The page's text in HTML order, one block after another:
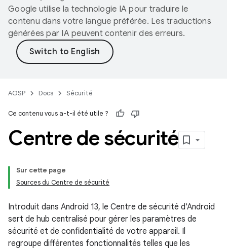
Google utilise la technologie IA pour traduire le
contenu dans votre langue préférée. Les traductions
générées par IA peuvent contenir des erreurs.
AOSP Docs Sécurité
Ce contenu vous a-t-il été utile ?
Centre de sécurité
Sur cette page
Sources du Centre de sécurité
Introduit dans Android 13, le Centre de sécurité d'Android
sert de hub centralisé pour gérer les paramètres de
sécurité et de confidentialité de votre appareil. Il
regroupe différentes fonctionnalités telles que les